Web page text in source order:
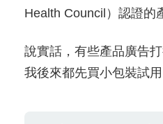
Health Council）認證的
說實話，有些產品廣告
我後來都先買小包裝試用